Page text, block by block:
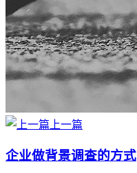
上一篇
企业做背景调查的方式